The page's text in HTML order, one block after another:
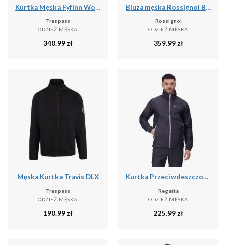
Kurtka Męska Fyfinn Wodoodporna
Trespass
ODZIEŻ MĘSKA
340.99 zł
Bluza męska Rossignol Blackside Fleece Fz
Rossignol
ODZIEŻ MĘSKA
359.99 zł
Męska Kurtka Travis DLX
Trespass
ODZIEŻ MĘSKA
190.99 zł
Kurtka Przeciwdeszczowa Męska Lyle IV
Regatta
ODZIEŻ MĘSKA
225.99 zł